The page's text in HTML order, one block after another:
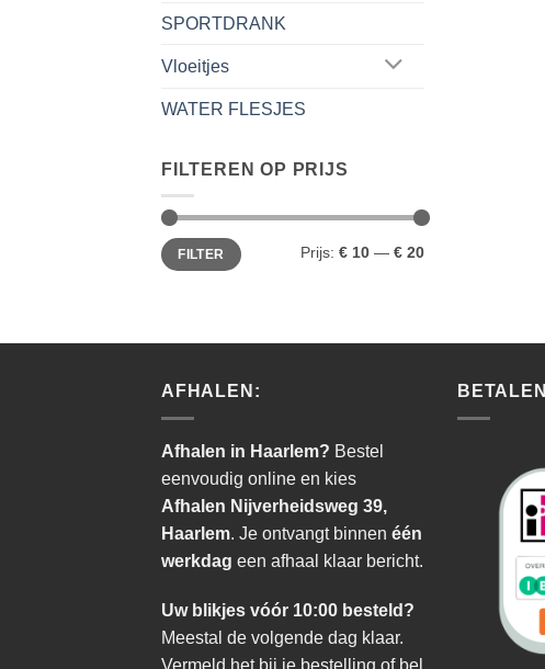
SPORTDRANK
Vloeitjes
WATER FLESJES
FILTEREN OP PRIJS
Min.
prijs
Max.
prijsFILTER Prijs: € 10 — € 20
AFHALEN:
Afhalen in Haarlem? Bestel
eenvoudig online en kies
Afhalen Nijverheidsweg 39,
Haarlem. Je ontvangt binnen één
werkdag een afhaal klaar bericht.
Uw blikjes vóór 10:00 besteld?
Meestal de volgende dag klaar.
BETALEN